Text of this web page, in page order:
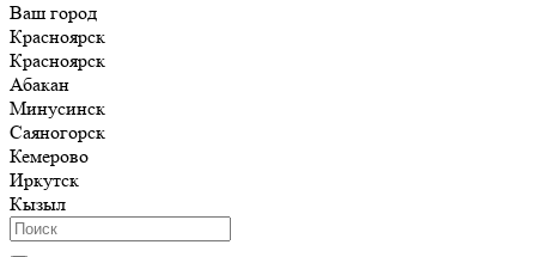
Ваш город
Красноярск
Красноярск
Абакан
Минусинск
Саяногорск
Кемерово
Иркутск
Кызыл